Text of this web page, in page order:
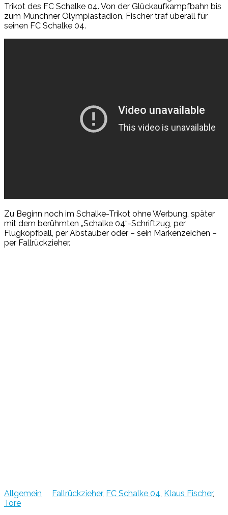
Trikot des FC Schalke 04. Von der Glückaufkampfbahn bis
zum Münchner Olympiastadion, Fischer traf überall für
seinen FC Schalke 04.
Zu Beginn noch im Schalke-Trikot ohne Werbung, später
mit dem berühmten „Schalke 04“-Schriftzug, per
Flugkopfball, per Abstauber oder – sein Markenzeichen –
per Fallrückzieher.
Allgemein Fallrückzieher, FC Schalke 04 Klaus Fischer,
Tore